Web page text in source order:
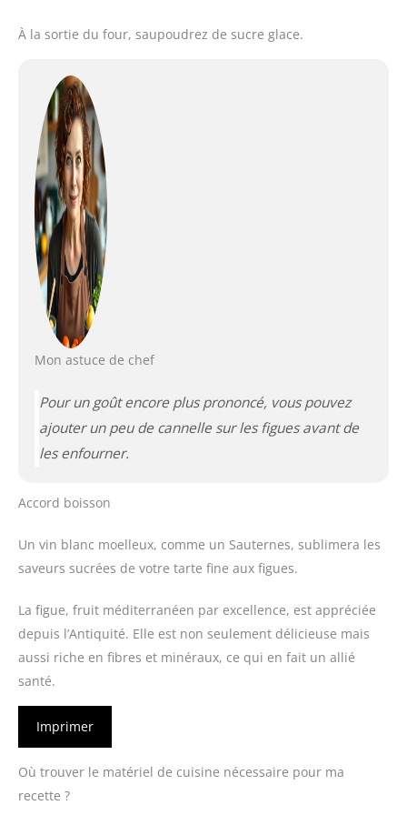
À la sortie du four, saupoudrez de sucre glace.
Mon astuce de chef
Pour un goût encore plus prononcé, vous pouvez
ajouter un peu de cannelle sur les figues avant de
les enfourner.
Accord boisson
Un vin blanc moelleux, comme un Sauternes, sublimera les
saveurs sucrées de votre tarte fine aux figues.
La figue, fruit méditerranéen par excellence, est appréciée
depuis l’Antiquité. Elle est non seulement délicieuse mais
aussi riche en fibres et minéraux, ce qui en fait un allié
santé.
Imprimer
Où trouver le matériel de cuisine nécessaire pour ma
recette ?